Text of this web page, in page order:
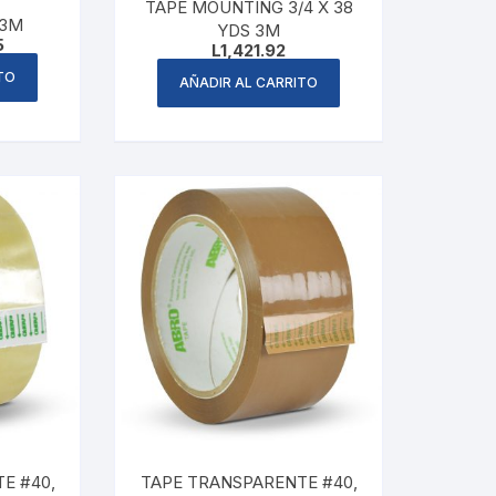
MASKING TAPE 3M
Current
price
is:
TAPE MOUNTING 3/4 X 38
YDS 3M
L1,421.92
AÑADIR AL CARRITO
#40,
TAPE TRANSPARENTE #40,